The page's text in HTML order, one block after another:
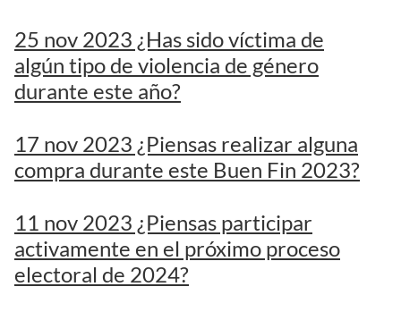
25 nov 2023 ¿Has sido víctima de
algún tipo de violencia de género
durante este año?
17 nov 2023 ¿Piensas realizar alguna
compra durante este Buen Fin 2023?
11 nov 2023 ¿Piensas participar
activamente en el próximo proceso
electoral de 2024?